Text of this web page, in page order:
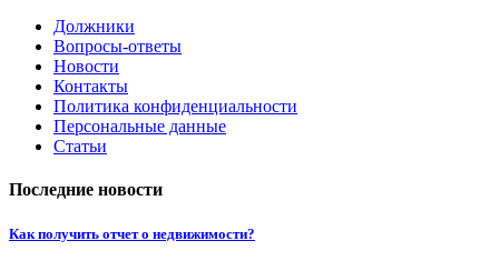
Должники
Вопросы-ответы
Новости
Контакты
Политика конфиденциальности
Персональные данные
Статьи
Последние новости
Как получить отчет о недвижимости?